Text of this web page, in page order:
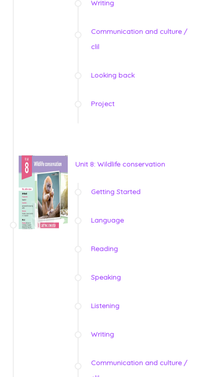
Writing
Communication and culture /
clil
Looking back
Project
Unit 8: Wildlife conservation
Getting Started
Language
Reading
Speaking
Listening
Writing
Communication and culture /